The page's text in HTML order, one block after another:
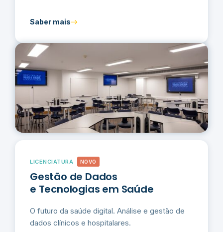
Saber mais
LICENCIATURA NOVO
Gestão de Dados
e Tecnologias em Saúde
O futuro da saúde digital. Análise e gestão de
dados clínicos e hospitalares.